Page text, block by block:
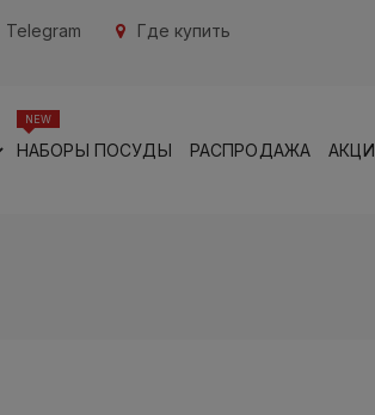
Telegram
Где купить
НАБОРЫ ПОСУДЫ
NEW
РАСПРОДАЖА